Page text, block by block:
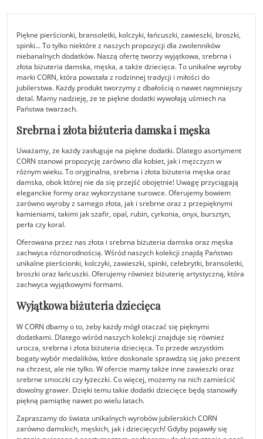
Piękne pierścionki, bransoletki, kolczyki, łańcuszki, zawieszki, broszki,
spinki... To tylko niektóre z naszych propozycji dla zwolenników
niebanalnych dodatków. Naszą ofertę tworzy wyjątkowa, srebrna i
złota biżuteria damska, męska, a także dziecięca. To unikalne wyroby
marki CORN, która powstała z rodzinnej tradycji i miłości do
jubilerstwa. Każdy produkt tworzymy z dbałością o nawet najmniejszy
detal. Mamy nadzieję, że te piękne dodatki wywołają uśmiech na
Państwa twarzach.
Srebrna i złota biżuteria damska i męska
Uważamy, że każdy zasługuje na piękne dodatki. Dlatego asortyment
CORN stanowi propozycję zarówno dla kobiet, jak i mężczyzn w
różnym wieku. To oryginalna, srebrna i złota biżuteria męska oraz
damska, obok której nie da się przejść obojętnie! Uwagę przyciągają
eleganckie formy oraz wykorzystane surowce. Oferujemy bowiem
zarówno wyroby z samego złota, jak i srebrne oraz z przepięknymi
kamieniami, takimi jak szafir, opal, rubin, cyrkonia, onyx, bursztyn,
perła czy koral.
Oferowana przez nas złota i srebrna biżuteria damska oraz męska
zachwyca różnorodnością. Wśród naszych kolekcji znajdą Państwo
unikalne pierścionki, kolczyki, zawieszki, spinki, celebrytki, bransoletki,
broszki oraz łańcuszki. Oferujemy również biżuterię artystyczną, która
zachwyca wyjątkowymi formami.
Wyjątkowa biżuteria dziecięca
W CORN dbamy o to, żeby każdy mógł otaczać się pięknymi
dodatkami. Dlatego wśród naszych kolekcji znajduje się również
urocza, srebrna i złota biżuteria dziecięca. To przede wszystkim
bogaty wybór medalików, które doskonale sprawdzą się jako prezent
na chrzest, ale nie tylko. W ofercie mamy także inne zawieszki oraz
srebrne smoczki czy łyżeczki. Co więcej, możemy na nich zamieścić
dowolny grawer. Dzięki temu takie dodatki dziecięce będą stanowiły
piękną pamiątkę nawet po wielu latach.
Zapraszamy do świata unikalnych wyrobów jubilerskich CORN
zarówno damskich, męskich, jak i dziecięcych! Gdyby pojawiły się